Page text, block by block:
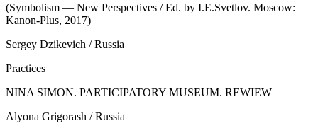
(Symbolism — New Perspectives / Ed. by I.E.Svetlov. Moscow:
Kanon-Plus, 2017)
Sergey Dzikevich / Russia
Practices
NINA SIMON. PARTICIPATORY MUSEUM. REWIEW
Alyona Grigorash / Russia